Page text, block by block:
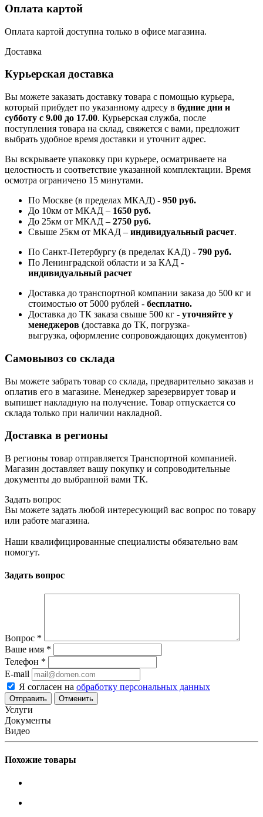
Оплата картой
Оплата картой доступна только в офисе магазина.
Доставка
Курьерская доставка
Вы можете заказать доставку товара с помощью курьера,
который прибудет по указанному адресу в будние дни и
субботу с 9.00 до 17.00. Курьерская служба, после
поступления товара на склад, свяжется с вами, предложит
выбрать удобное время доставки и уточнит адрес.
Вы вскрываете упаковку при курьере, осматриваете на
целостность и соответствие указанной комплектации. Время
осмотра ограничено 15 минутами.
По Москве (в пределах МКАД) - 950 руб.
До 10км от МКАД – 1650 руб.
До 25км от МКАД – 2750 руб.
Свыше 25км от МКАД – индивидуальный расчет.
По Санкт-Петербургу (в пределах КАД) - 790 руб.
По Ленинградской области и за КАД -
индивидуальный расчет
Доставка до транспортной компании заказа до 500 кг и
стоимостью от 5000 рублей - бесплатно.
Доставка до ТК заказа свыше 500 кг - уточняйте у
менеджеров (доставка до ТК, погрузка-
выгрузка, оформление сопровождающих документов)
Самовывоз со склада
Вы можете забрать товар со склада, предварительно заказав и
оплатив его в магазине. Менеджер зарезервирует товар и
выпишет накладную на получение. Товар отпускается со
склада только при наличии накладной.
Доставка в регионы
В регионы товар отправляется Транспортной компанией.
Магазин доставляет вашу покупку и сопроводительные
документы до выбранной вами ТК.
Задать вопрос
Вы можете задать любой интересующий вас вопрос по товару
или работе магазина.
Наши квалифицированные специалисты обязательно вам
помогут.
Задать вопрос
Вопрос *
Ваше имя *
Телефон *
E-mail
Я согласен на обработку персональных данных
Отменить
Услуги
Документы
Видео
Похожие товары